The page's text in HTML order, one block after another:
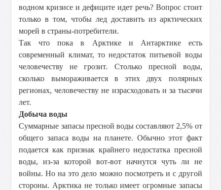
водном кризисе и дефиците идет речь? Вопрос стоит
только в том, чтобы лед доставить из арктических
морей в страны-потребители.
Так что пока в Арктике и Антарктике есть
современный климат, то недостаток питьевой воды
человечеству не грозит. Столько пресной воды,
сколько вымораживается в этих двух полярных
регионах, человечеству не израсходовать и за тысячи
лет.
Добыча воды
Суммарные запасы пресной воды составляют 2,5% от
общего запаса воды на планете. Обычно этот факт
подается как признак крайнего недостатка пресной
воды, из-за которой вот-вот начнутся чуть ли не
войны. Но на это дело можно посмотреть и с другой
стороны. Арктика не только имеет огромные запасы